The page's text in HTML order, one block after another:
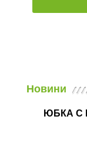
Новини
ЮБКА С